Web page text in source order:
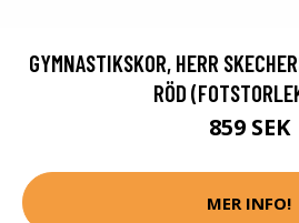
GYMNASTIKSKOR, HERR
RÖD
859 SEK
MER INFO!